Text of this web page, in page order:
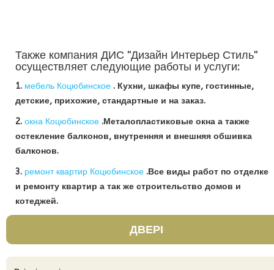
Также компания ДИС "Дизайн Интерьер Стиль"
осуществляет следующие работы и услуги:
1. мебель Коцюбинское . Кухни, шкафы купе, гостинные,
детские, прихожие, стандартные и на заказ.
2. окна Коцюбинское .Металопластиковые окна а также
остекление балконов, внутренняя и внешняя обшивка
балконов.
3. ремонт квартир Коцюбинское .Все виды работ по отделке
и ремонту квартир а так же строительство домов и
котеджей.
ДВЕРІ